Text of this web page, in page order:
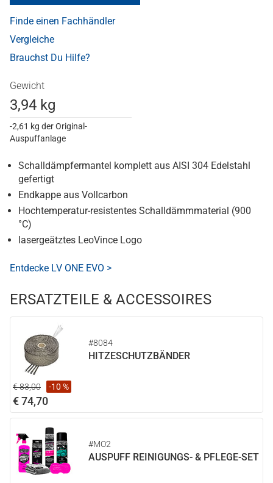
Finde einen Fachhändler
Vergleiche
Brauchst Du Hilfe?
Gewicht
3,94 kg
-2,61 kg der Original-
Auspuffanlage
Schalldämpfermantel komplett aus AISI 304 Edelstahl
gefertigt
Endkappe aus Vollcarbon
Hochtemperatur-resistentes Schalldämmmaterial (900
°C)
lasergeätztes LeoVince Logo
Entdecke LV ONE EVO >
ERSATZTEILE & ACCESSOIRES
#8084
HITZESCHUTZBÄNDER
€ 83,00 -10 %
€ 74,70
#MO2
AUSPUFF REINIGUNGS- & PFLEGE-SET